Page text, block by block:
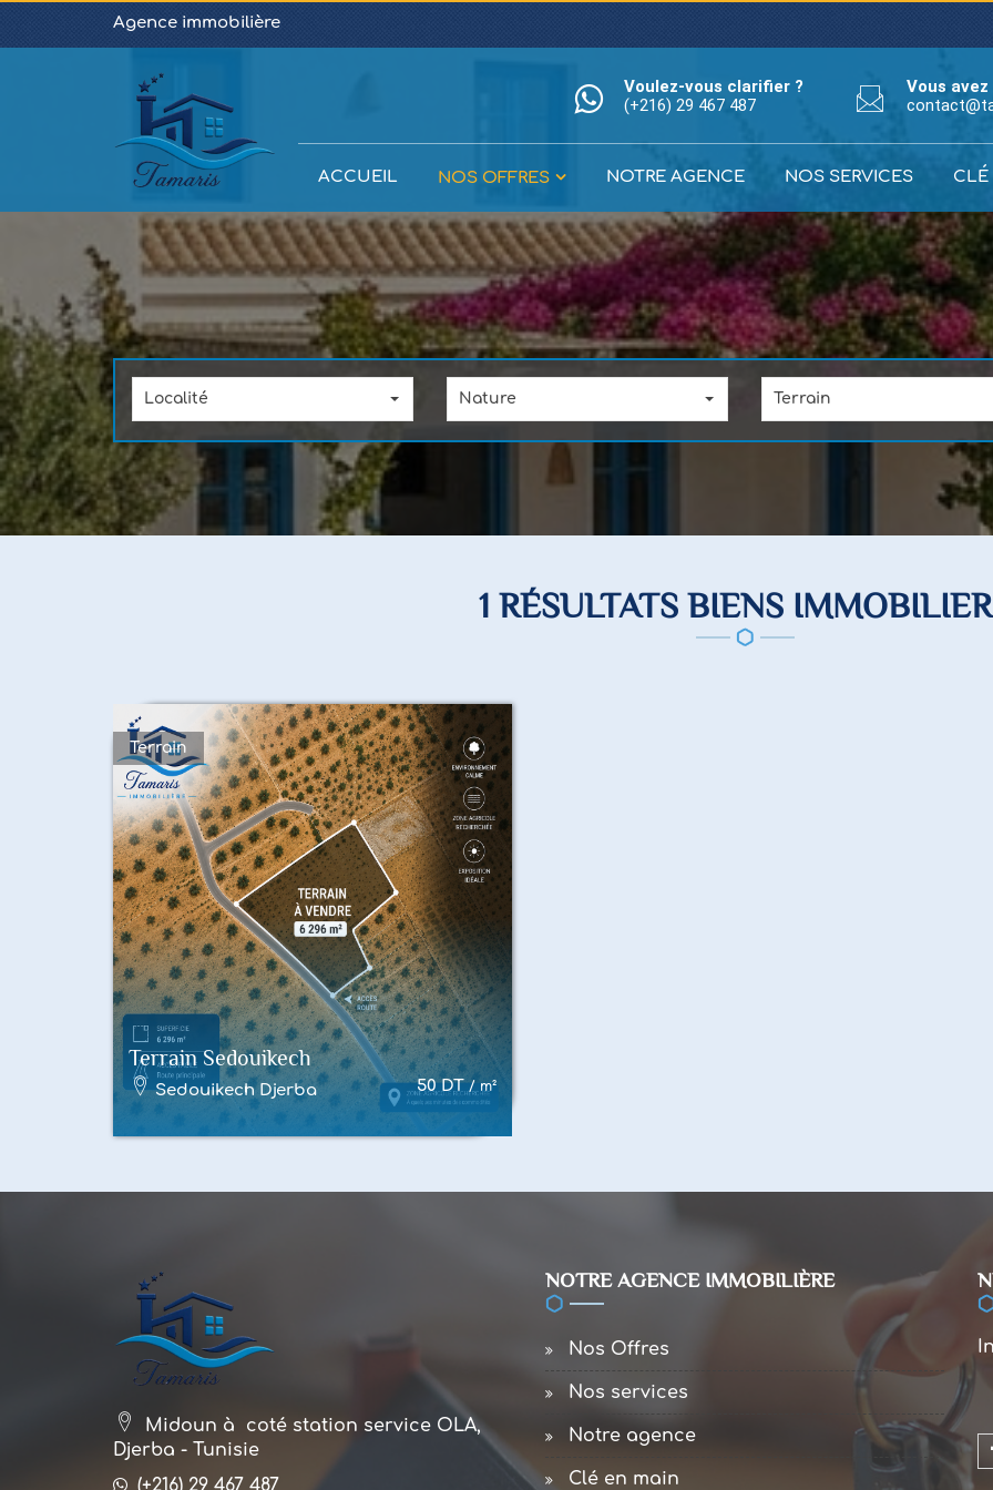
Agence immobilière
Voulez-vous clarifier ?
(+216) 29 467 487
Vous
ACCUEIL NOS OFFRES NOTRE AGENCE NOS SERVICES CLÉ
Localité Nature Terrain
1 RÉSULTATS BIENS
Terrain Sedouikech
Sedouikech Djerba 50DT/ m²
Terrain
Midoun à coté station service OLA,
Djerba - Tunisie
(+216) 29 467 487
NOTRE AGENCE IMMOBILIÈRE
Nos Offres
Nos services
Notre agence
Clé en main